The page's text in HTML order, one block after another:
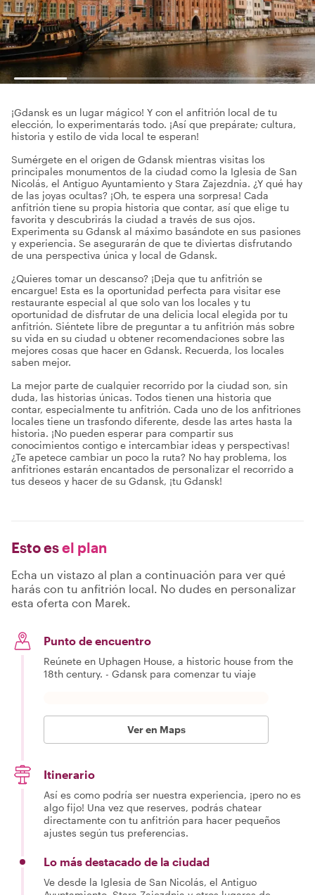
¡Gdansk es un lugar mágico! Y con el anfitrión local de tu
elección, lo experimentarás todo. ¡Así que prepárate; cultura,
historia y estilo de vida local te esperan!
Sumérgete en el origen de Gdansk mientras visitas los
principales monumentos de la ciudad como la Iglesia de San
Nicolás, el Antiguo Ayuntamiento y Stara Zajezdnia. ¿Y qué hay
de las joyas ocultas? ¡Oh, te espera una sorpresa! Cada
anfitrión tiene su propia historia que contar, así que elige tu
favorita y descubrirás la ciudad a través de sus ojos.
Experimenta su Gdansk al máximo basándote en sus pasiones
y experiencia. Se asegurarán de que te diviertas disfrutando
de una perspectiva única y local de Gdansk.
¿Quieres tomar un descanso? ¡Deja que tu anfitrión se
encargue! Esta es la oportunidad perfecta para visitar ese
restaurante especial al que solo van los locales y tu
oportunidad de disfrutar de una delicia local elegida por tu
anfitrión. Siéntete libre de preguntar a tu anfitrión más sobre
su vida en su ciudad u obtener recomendaciones sobre las
mejores cosas que hacer en Gdansk. Recuerda, los locales
saben mejor.
La mejor parte de cualquier recorrido por la ciudad son, sin
duda, las historias únicas. Todos tienen una historia que
contar, especialmente tu anfitrión. Cada uno de los anfitriones
locales tiene un trasfondo diferente, desde las artes hasta la
historia. ¡No pueden esperar para compartir sus
conocimientos contigo e intercambiar ideas y perspectivas!
¿Te apetece cambiar un poco la ruta? No hay problema, los
anfitriones estarán encantados de personalizar el recorrido a
tus deseos y hacer de su Gdansk, ¡tu Gdansk!
Esto esel plan
Echa un vistazo al plan a continuación para ver qué
harás con tu anfitrión local. No dudes en personalizar
esta oferta con Marek.
Punto de encuentro
Reúnete en Uphagen House, a historic house from the
18th century. - Gdansk para comenzar tu viaje
Ver en Maps
Itinerario
Así es como podría ser nuestra experiencia, ¡pero no es
algo fijo! Una vez que reserves, podrás chatear
directamente con tu anfitrión para hacer pequeños
ajustes según tus preferencias.
Lo más destacado de la ciudad
Ve desde la Iglesia de San Nicolás, el Antiguo